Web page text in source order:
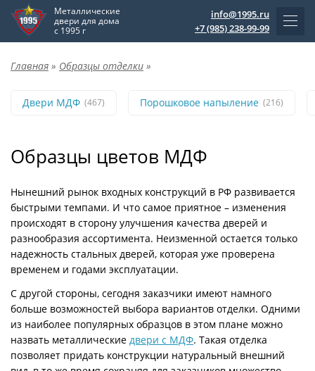
Металлические
двери для дома
с 1995 г
info@1995.ru
+7 (985) 238-99-99
Главная » Образцы отделки »
Двери МДФ (467) Порошковое напыление (216)
Образцы цветов МДФ
Нынешний рынок входных конструкций в РФ развивается
быстрыми темпами. И что самое приятное – изменения
происходят в сторону улучшения качества дверей и
разнообразия ассортимента. Неизменной остается только
надежность стальных дверей, которая уже проверена
временем и годами эксплуатации.
С другой стороны, сегодня заказчики имеют намного
больше возможностей выбора вариантов отделки. Одними
из наиболее популярных образцов в этом плане можно
назвать металлические двери с МДФ. Такая отделка
позволяет придать конструкции натуральный внешний